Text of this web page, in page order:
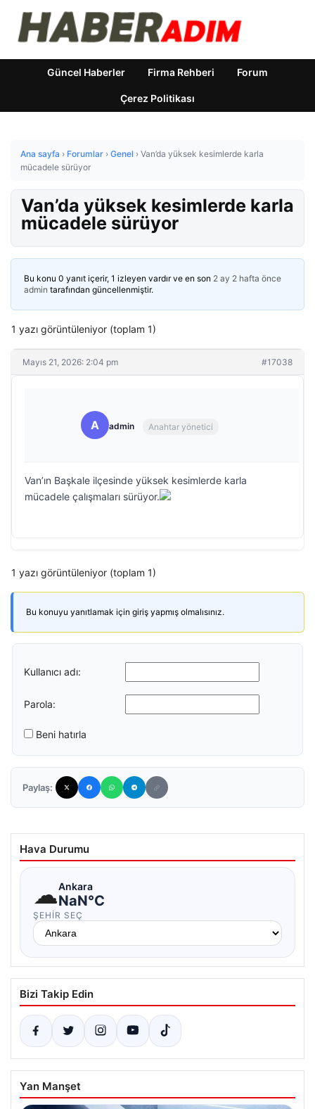
Güncel Haberler Firma Rehberi Forum
Çerez Politikası
Ana sayfa › Forumlar › Genel › Van’da yüksek kesimlerde karla
mücadele sürüyor
Van’da yüksek kesimlerde karla
mücadele sürüyor
Bu konu 0 yanıt içerir, 1 izleyen vardır ve en son 2 ay 2 hafta önce
admin tarafından güncellenmiştir.
1 yazı görüntüleniyor (toplam 1)
Mayıs 21, 2026: 2:04 pm #17038
A admin Anahtar yönetici
Van’ın Başkale ilçesinde yüksek kesimlerde karla
mücadele çalışmaları sürüyor.
1 yazı görüntüleniyor (toplam 1)
Bu konuyu yanıtlamak için giriş yapmış olmalısınız.
Kullanıcı adı:
Parola:
Beni hatırla
Paylaş:
Hava Durumu
☁Ankara
NaN°C
ŞEHIR SEÇ
Bizi Takip Edin
Yan Manşet